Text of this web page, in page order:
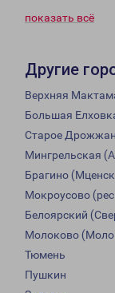
показать всё
Другие
Верхняя
Большая
Старое
Мингрельская
Брагино
Мокроусово
Белоярский
Молоково
Тюмень
Пушкин